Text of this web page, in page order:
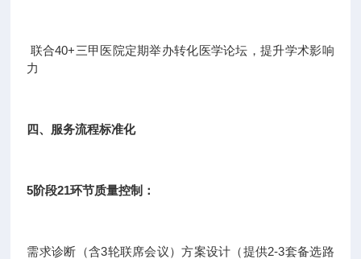
联合40+三甲医院定期举办转化医学论坛，提升学术影响
力
四、服务流程标准化
5阶段21环节质量控制：
需求诊断（含3轮联席会议）方案设计（提供2-3套备选路